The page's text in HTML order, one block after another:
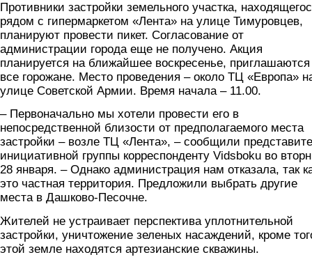
Противники застройки земельного участка,
рядом с гипермаркетом «Лента» на улице Тимуровцев,
планируют провести пикет. Согласование от
администрации города еще не получено. Акция
планируется на ближайшее воскресенье, приглашаются
все горожане. Место проведения – около ТЦ «Европа»
улице Советской Армии. Время начала – 11.00.
– Первоначально мы хотели провести его в
непосредственной близости от предполагаемого места
застройки – возле ТЦ «Лента», – сообщили
инициативной группы корреспонденту Vidsboku во
28 января. – Однако администрация нам отказала, так
это частная территория. Предложили выбрать другие
места в Дашково-Песочне.
Жителей не устраивает перспектива уплотнительной
застройки, уничтожение зеленых насаждений, кроме
этой земле находятся артезианские скважины.